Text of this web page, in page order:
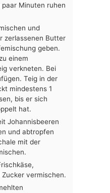
Minuten ruhen
und
zerlassenen Butter
geben.
einem
verkneten. Bei
Teig in der
mindestens 1
bis er sich
hat.
Johannisbeeren
und abtropfen
mit der
vermischen.